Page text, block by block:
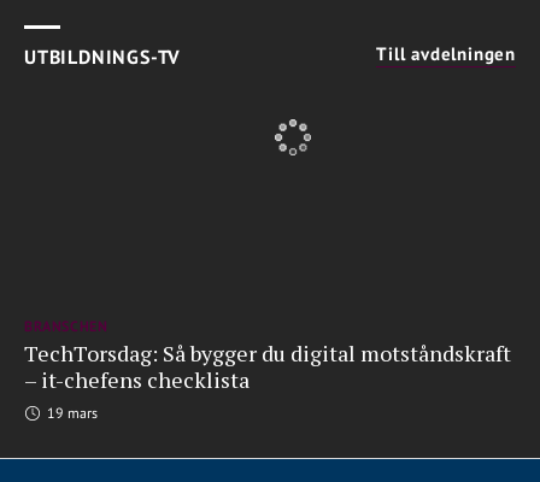
UTBILDNINGS-TV Till avdelningen
BRANSCHEN
TechTorsdag: Så bygger du digital motståndskraft
– it-chefens checklista
19 mars